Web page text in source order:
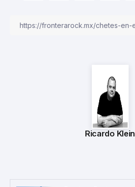
Ricardo Klein